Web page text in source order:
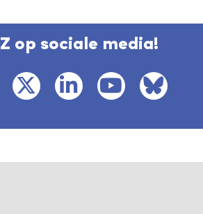
op sociale media!